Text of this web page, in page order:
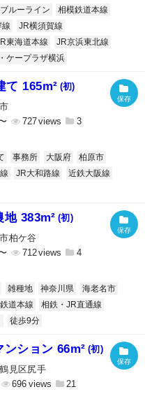
ルーライン
相模鉄道本線
線
JR横須賀線
東海道本線
JR京浜東北線
ケープラザ横浜
て 165m² (初)
727 3
事務所 大阪府
柏原市
JR大和路線
近鉄大阪線
地 383m² (初)
柏ケ谷
712 4
雑種地 神奈川県
海老名市
道本線
相鉄・JR直通線
徒歩9分
ンション 66m² (初)
見区尻手
696 21